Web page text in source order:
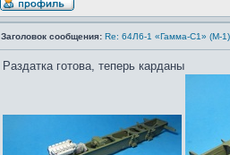
Заголовок сообщения: Re: 64Л6-1 «Гамма-С1» (М-
Раздатка готова, теперь карданы